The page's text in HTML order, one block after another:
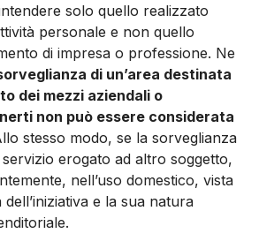
solo quello realizzato
personale e non quello
di impresa o professione. Ne
di un’area destinata
dei mezzi aziendali o
non può essere considerata
stesso modo, se la sorveglianza
erogato ad altro soggetto,
nell’uso domestico, vista
e la sua natura